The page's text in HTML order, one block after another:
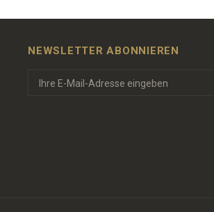
NEWSLETTER ABONNIEREN